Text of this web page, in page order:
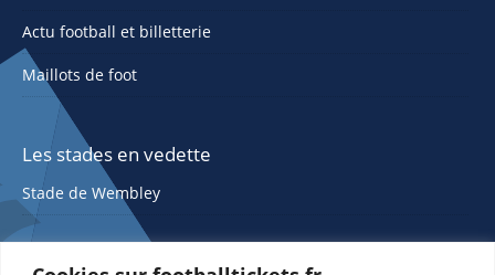
Actu football et billetterie
Maillots de foot
Les stades en vedette
Stade de Wembley